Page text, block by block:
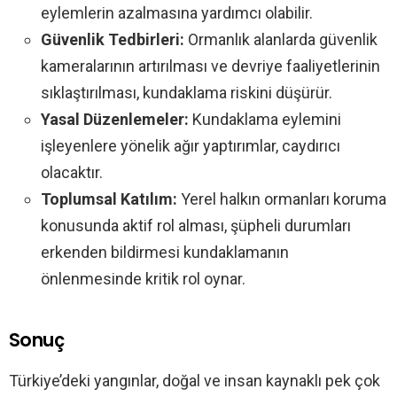
eylemlerin azalmasına yardımcı olabilir.
Güvenlik Tedbirleri: Ormanlık alanlarda güvenlik
kameralarının artırılması ve devriye faaliyetlerinin
sıklaştırılması, kundaklama riskini düşürür.
Yasal Düzenlemeler: Kundaklama eylemini
işleyenlere yönelik ağır yaptırımlar, caydırıcı
olacaktır.
Toplumsal Katılım: Yerel halkın ormanları koruma
konusunda aktif rol alması, şüpheli durumları
erkenden bildirmesi kundaklamanın
önlenmesinde kritik rol oynar.
Sonuç
Türkiye’deki yangınlar, doğal ve insan kaynaklı pek çok